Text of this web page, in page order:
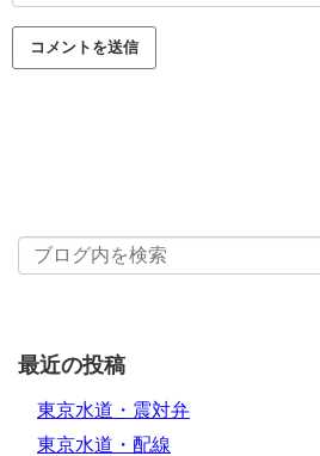
最近の投稿
東京水道・震対弁
東京水道・配線